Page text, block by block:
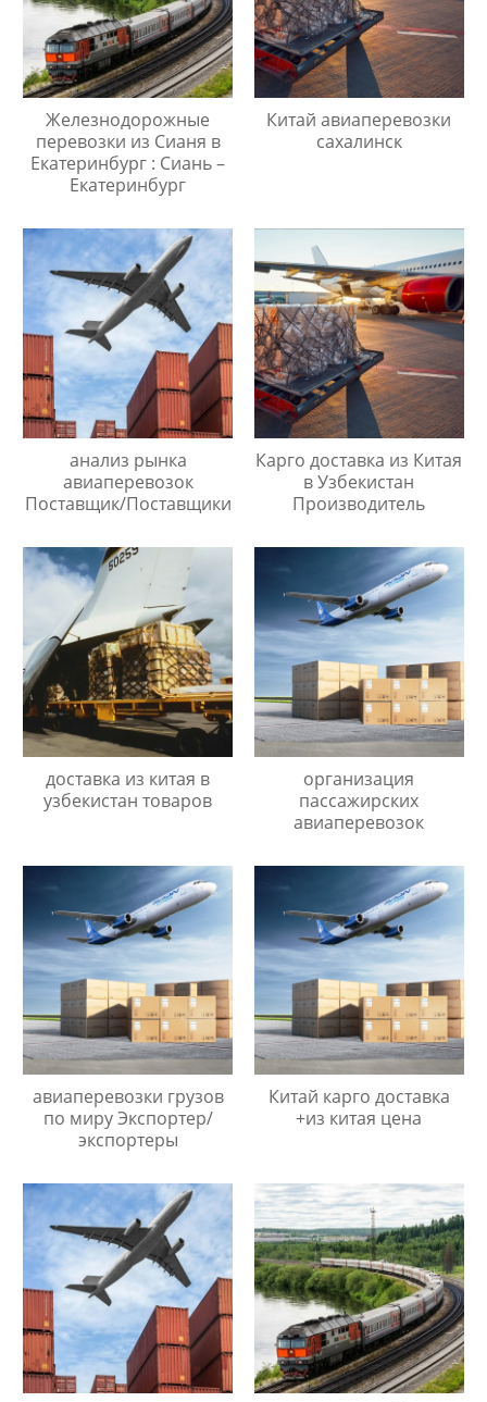
Железнодорожные
перевозки из Сианя в
Екатеринбург : Сиань –
Екатеринбург
Китай авиаперевозки
сахалинск
анализ рынка
авиаперевозок
Поставщик/Поставщики
Карго доставка из Китая
в Узбекистан
Производитель
доставка из китая в
узбекистан товаров
организация
пассажирских
авиаперевозок
авиаперевозки грузов
по миру Экспортер/
экспортеры
Китай карго доставка
+из китая цена